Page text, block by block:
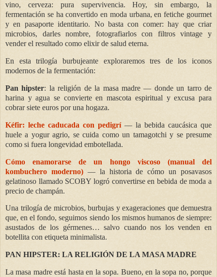
vino, cerveza: pura supervivencia. Hoy, sin embargo, la
fermentación se ha convertido en moda urbana, en fetiche gourmet
y en pasaporte identitario. No basta con comer: hay que criar
microbios, darles nombre, fotografiarlos con filtros vintage y
vender el resultado como elixir de salud eterna.
En esta trilogía burbujeante exploraremos tres de los iconos
modernos de la fermentación:
Pan hipster: la religión de la masa madre — donde un tarro de
harina y agua se convierte en mascota espiritual y excusa para
cobrar siete euros por una hogaza.
Kéfir: leche caducada con pedigrí— la bebida caucásica que
huele a yogur agrio, se cuida como un tamagotchi y se presume
como si fuera longevidad embotellada.
Cómo enamorarse de un hongo viscoso (manual del
kombuchero moderno) — la historia de cómo un posavasos
gelatinoso llamado SCOBY logró convertirse en bebida de moda a
precio de champán.
Una trilogía de microbios, burbujas y exageraciones que demuestra
que, en el fondo, seguimos siendo los mismos humanos de siempre:
asustados de los gérmenes… salvo cuando nos los venden en
botellita con etiqueta minimalista.
PAN HIPSTER: LA RELIGIÓN DE LA MASA MADRE
La masa madre está hasta en la sopa. Bueno, en la sopa no, porque